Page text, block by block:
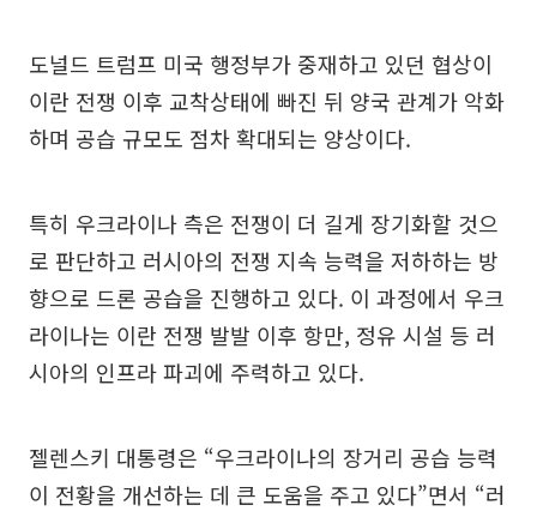
도널드 트럼프 미국 행정부가 중재하고 있던 협상이
이란 전쟁 이후 교착상태에 빠진 뒤 양국 관계가 악화
하며 공습 규모도 점차 확대되는 양상이다.
특히 우크라이나 측은 전쟁이 더 길게 장기화할 것으
로 판단하고 러시아의 전쟁 지속 능력을 저하하는 방
향으로 드론 공습을 진행하고 있다. 이 과정에서 우크
라이나는 이란 전쟁 발발 이후 항만, 정유 시설 등 러
시아의 인프라 파괴에 주력하고 있다.
젤렌스키 대통령은 “우크라이나의 장거리 공습 능력
이 전황을 개선하는 데 큰 도움을 주고 있다”면서 “러